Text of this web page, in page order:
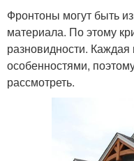
Фронтоны могут быть
материала. По этому
разновидности.
особенностями,
рассмотреть.